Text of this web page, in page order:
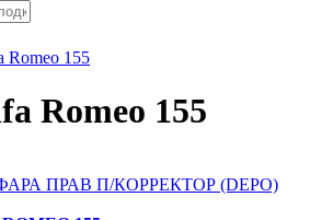
Romeo 155
Romeo 155
ФАРА ПРАВ П/КОРРЕКТОР (DEPO)